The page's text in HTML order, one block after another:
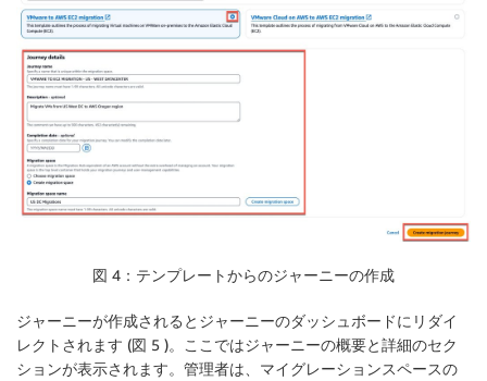
図 4：テンプレートからのジャーニーの作成
ジャーニーが作成されるとジャーニーのダッシュボードにリダイ
レクトされます (図 5 )。ここではジャーニーの概要と詳細のセク
ションが表示されます。管理者は、マイグレーションスペースの